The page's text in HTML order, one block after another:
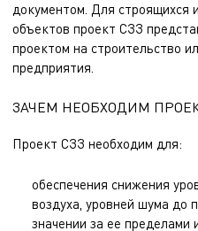
документом. Для строящихся
объектов проект СЗЗ
проектом на строительство
предприятия.
ЗАЧЕМ НЕОБХОДИМ
Проект СЗЗ необходим для:
обеспечения снижения
воздуха, уровней шума до
значении за ее пределами